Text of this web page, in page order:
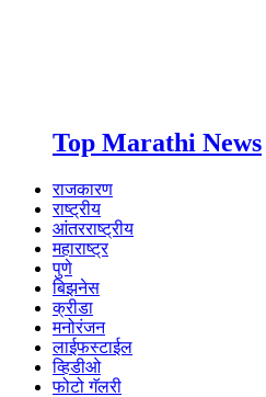
Top Marathi News
राजकारण
राष्ट्रीय
आंतरराष्ट्रीय
महाराष्ट्र
पुणे
बिझनेस
क्रीडा
मनोरंजन
लाईफस्टाईल
व्हिडीओ
फोटो गॅलरी